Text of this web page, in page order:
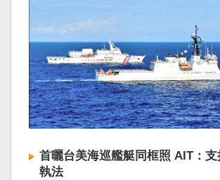
首曬台美海巡艦艇同框照 AIT：
執法